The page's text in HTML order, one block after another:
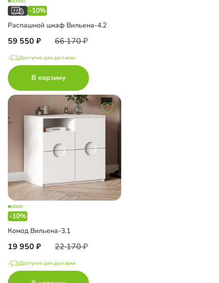
-10%
Распашной шкаф Вильена-4.2
59 550 66 170
Доступно для доставки
В корзину
-10%
Комод Вильена-3.1
19 950 22 170
Доступно для доставки